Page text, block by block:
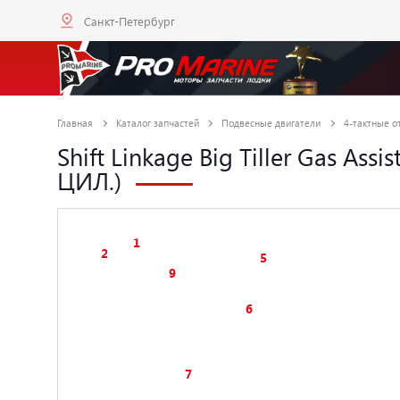
Санкт-Петербург
Главная Каталог запчастей Подвесные двигатели 4-тактные
Shift Linkage Big Tiller Gas
ЦИЛ.)
1
2 5
6
7
9